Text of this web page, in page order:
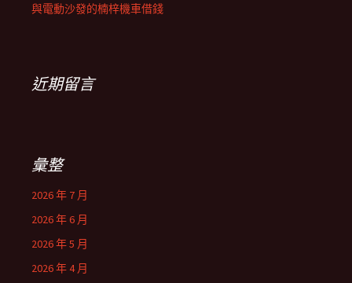
與電動沙發的楠梓機車借錢
近期留言
彙整
2026 年 7 月
2026 年 6 月
2026 年 5 月
2026 年 4 月